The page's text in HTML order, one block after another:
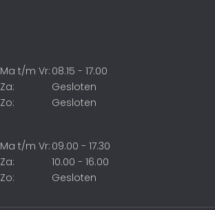
Ma t/m Vr: 08.15 - 17.00
Za:
Gesloten
Zo:
Gesloten
Ma t/m Vr: 09.00 - 17.30
Za:
10.00 - 16.00
Zo:
Gesloten